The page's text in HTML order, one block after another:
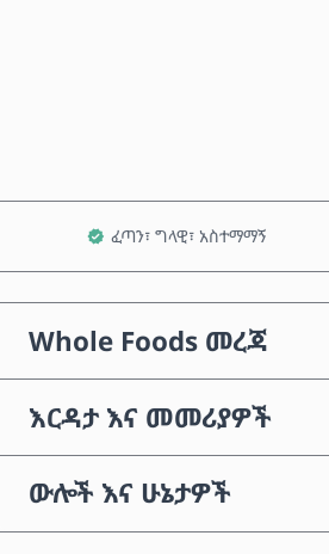
ፈጣን፣ ግላዊ፣ አስተማማኝ
Whole Foods መረጃ
እርዳታ እና መመሪያዎች
ውሎች እና ሁኔታዎች